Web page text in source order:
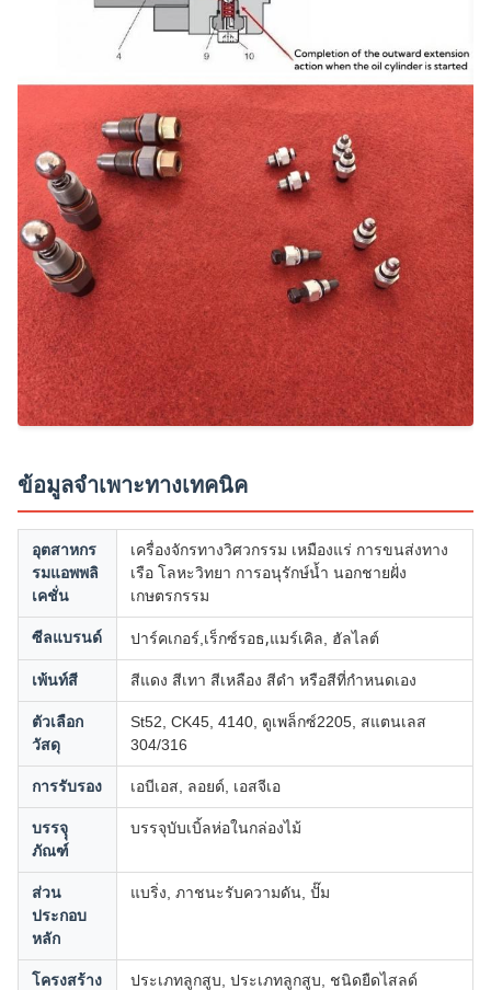
ข้อมูลจำเพาะทางเทคนิค
อุตสาหกร
รมแอพพลิ
เคชั่น
เครื่องจักรทางวิศวกรรม เหมืองแร่ การขนส่งทาง
เรือ โลหะวิทยา การอนุรักษ์น้ำ นอกชายฝั่ง
เกษตรกรรม
ซีลแบรนด์ ปาร์คเกอร์, เร็กซ์รอธ,แมร์เคิล, ฮัลไลต์
เพ้นท์สี สีแดง สีเทา สีเหลือง สีดำ หรือสีที่กำหนดเอง
ตัวเลือก
วัสดุ
St52, CK45, 4140, ดูเพล็กซ์2205, สแตนเลส
304/316
การรับรอง เอบีเอส, ลอยด์, เอสจีเอ
บรรจุุ
ภัณฑ์
บรรจุบับเบิ้ลห่อในกล่องไม้
ส่วน
ประกอบ
หลัก
แบริ่ง, ภาชนะรับความดัน, ปั๊ม
โครงสร้าง ประเภทลูกสูบ, ประเภทลูกสูบ, ชนิดยืดไสลด์